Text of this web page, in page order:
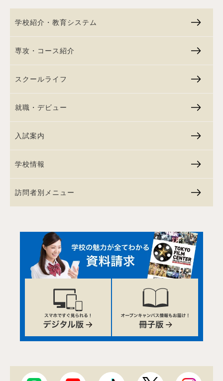
学校紹介・教育システム
専攻・コース紹介
スクールライフ
就職・デビュー
入試案内
学校情報
訪問者別メニュー